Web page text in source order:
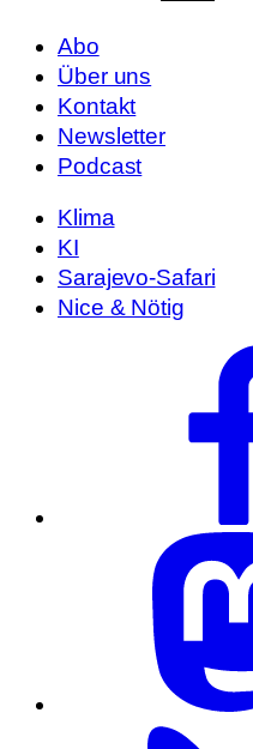
Abo
Über uns
Kontakt
Newsletter
Podcast
Klima
KI
Sarajevo-Safari
Nice & Nötig